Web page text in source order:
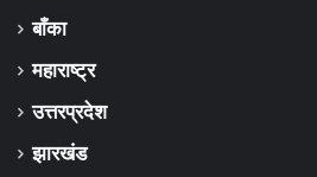
बाँका
महाराष्ट्र
उत्तरप्रदेश
झारखंड